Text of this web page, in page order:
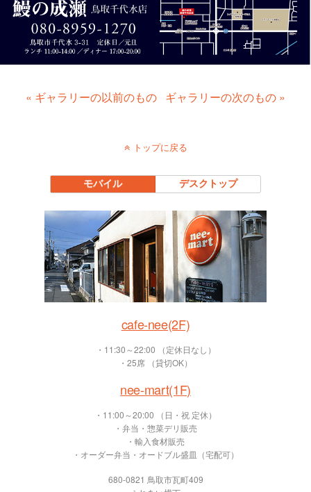
« ギャラリーの以前のもの ギャラリーの次のもの »
トップに戻る
モバイル デスクトップ
cafe-nee(2F)
・11:30～22:00 （定休日なし）
・25席 （貸切OK）
nee-mart(1F)
・11:00～20:00 （日・祝 定休）
・弁当・惣菜デリ販売
・輸入食材販売
・オーダー弁当・オードブル盛皿（宅配可）
680-0821 鳥取市瓦町409